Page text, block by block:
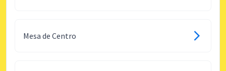
Mesa de Centro